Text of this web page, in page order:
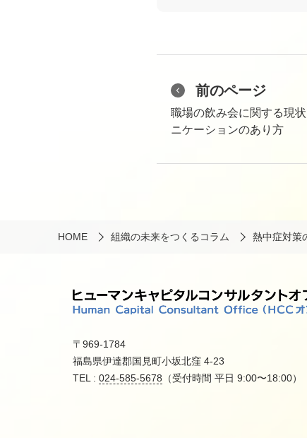
前のページ
職場の飲み会に関する現
ニケーションのあり方
HOME 組織の未来をつくるコラム 熱中症対策
〒969-1784
福島県伊達郡国見町小坂北窪 4-23
TEL : 024-585-5678 （受付時間 平日 9:00〜18:00）